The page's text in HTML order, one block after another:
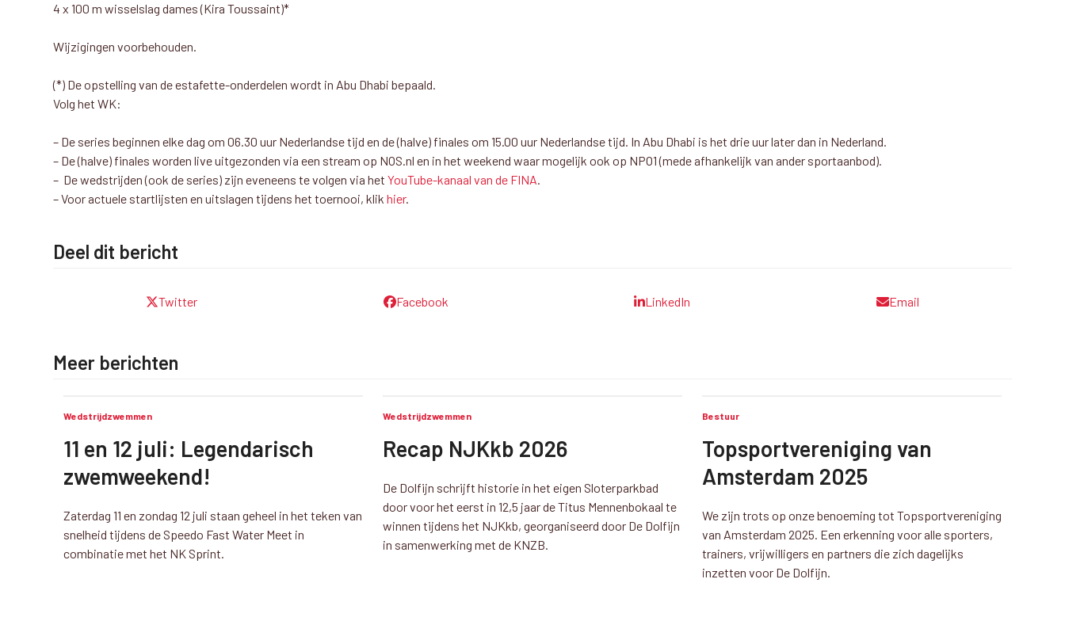
4 x 100 m wisselslag dames (Kira Toussaint)*
Wijzigingen voorbehouden.
(*) De opstelling van de estafette-onderdelen wordt in Abu Dhabi bepaald.
Volg het WK:
– De series beginnen elke dag om 06.30 uur Nederlandse tijd en de (halve) finales om 15.00 uur Nederlandse tijd. In Abu Dhabi is het drie uur later dan in Nederland.
– De (halve) finales worden live uitgezonden via een stream op NOS.nl en in het weekend waar mogelijk ook op NPO1 (mede afhankelijk van ander sportaanbod).
– De wedstrijden (ook de series) zijn eveneens te volgen via hetYouTube-kanaal van de FINA.
– Voor actuele startlijsten en uitslagen tijdens het toernooi, klikhier.
Deel dit bericht
Twitter Facebook LinkedIn Email
Meer berichten
Wedstrijdzwemmen
11 en 12 juli: Legendarisch
zwemweekend!
Zaterdag 11 en zondag 12 juli staan geheel in het teken van
snelheid tijdens de Speedo Fast Water Meet in
combinatie met het NK Sprint.
Wedstrijdzwemmen
Recap NJKkb 2026
De Dolfijn schrijft historie in het eigen Sloterparkbad
door voor het eerst in 12,5 jaar de Titus Mennenbokaal te
winnen tijdens het NJKkb, georganiseerd door De Dolfijn
in samenwerking met de KNZB.
Bestuur
Topsportvereniging van
Amsterdam 2025
We zijn trots op onze benoeming tot Topsportvereniging
van Amsterdam 2025. Een erkenning voor alle sporters,
trainers, vrijwilligers en partners die zich dagelijks
inzetten voor De Dolfijn.